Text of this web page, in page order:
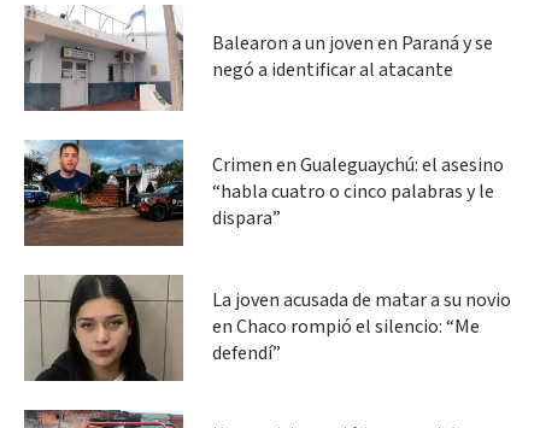
Balearon a un joven en Paraná y se
negó a identificar al atacante
Crimen en Gualeguaychú: el asesino
“habla cuatro o cinco palabras y le
dispara”
La joven acusada de matar a su novio
en Chaco rompió el silencio: “Me
defendí”